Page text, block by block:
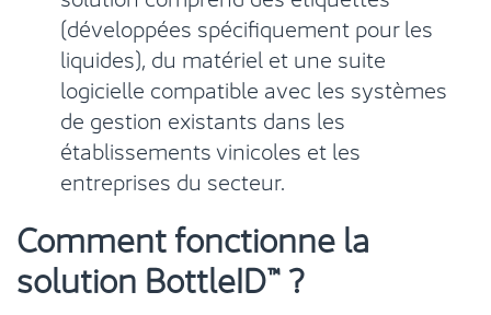
(développées spécifiquement pour les
liquides), du matériel et une suite
logicielle compatible avec les systèmes
de gestion existants dans les
établissements vinicoles et les
entreprises du secteur.
Comment fonctionne la
solution BottleID™ ?